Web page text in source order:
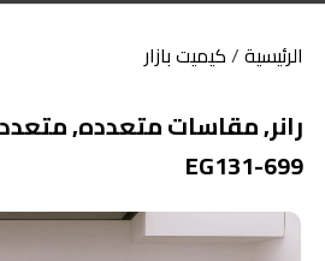
الرئيسية/كيميت بازار
EG131-699